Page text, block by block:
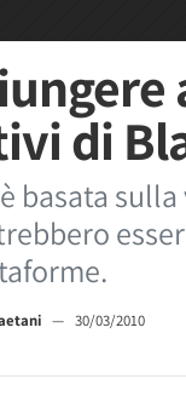
di
basata
— 30/03/2010